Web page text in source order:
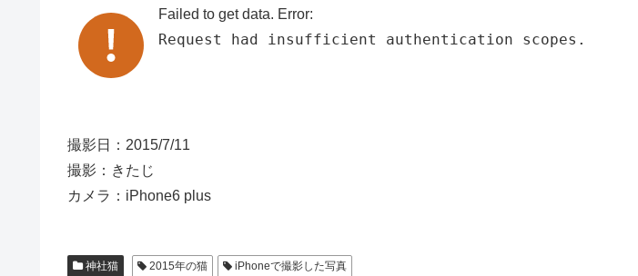
Failed to get data. Error:
Request had insufficient authentication scopes.
撮影日：2015/7/11
撮影：きたじ
カメラ：iPhone6 plus
神社猫 2015年の猫 iPhoneで撮影した写真